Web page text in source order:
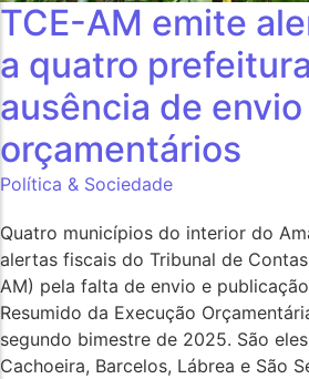
TCE-AM emite
a quatro
ausência de
orçamentários
Política & Sociedade
Quatro municípios do interior do
alertas fiscais do Tribunal de
AM) pela falta de envio e
Resumido da Execução
segundo bimestre de 2025. São
Cachoeira, Barcelos, Lábrea e São